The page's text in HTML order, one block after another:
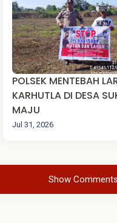
POLSEK MENTEBAH
KARHUTLA DI DESA
MAJU‎
Jul 31, 2026
Show Comments